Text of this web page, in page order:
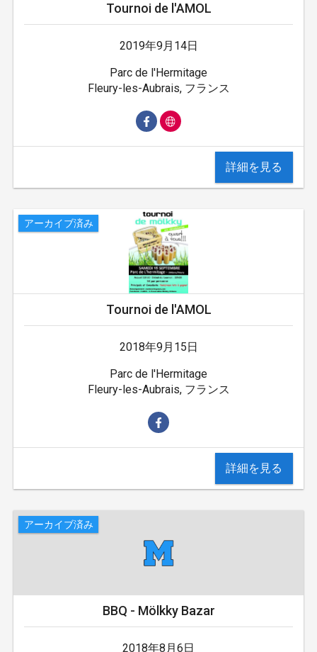
Tournoi de l'AMOL
2019年9月14日
Parc de l'Hermitage
Fleury-les-Aubrais, フランス
詳細を見る
アーカイブ済み
Tournoi de l'AMOL
2018年9月15日
Parc de l'Hermitage
Fleury-les-Aubrais, フランス
詳細を見る
アーカイブ済み
BBQ - Mölkky Bazar
2018年8月6日